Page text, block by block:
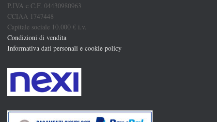
P.IVA e C.F. 04430980963
CCIAA 1747448
Capitale sociale 10.000 € i.v.
Condizioni di vendita
Informativa dati personali e cookie policy